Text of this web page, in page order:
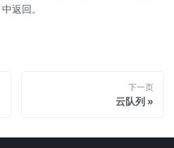
中返回。
下一页
云队列